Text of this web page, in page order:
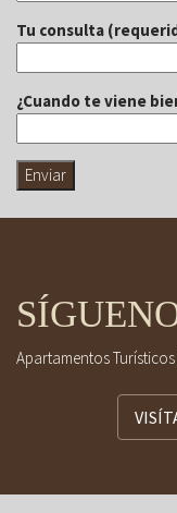
Tu consulta
¿Cuando te viene
Apartamentos Turísticos